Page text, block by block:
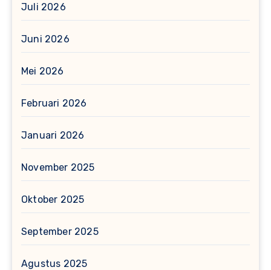
Juli 2026
Juni 2026
Mei 2026
Februari 2026
Januari 2026
November 2025
Oktober 2025
September 2025
Agustus 2025